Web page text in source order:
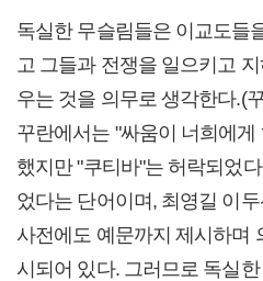
독실한 무슬림들은 이교도들
고 그들과 전쟁을 일으키고
우는 것을 의무로 생각한다.(
꾸란에서는 "싸움이 너희에
했지만 "쿠티바"는 허락되었
었다는 단어이며, 최영길 이
사전에도 예문까지 제시하며
시되어 있다. 그러므로 독실